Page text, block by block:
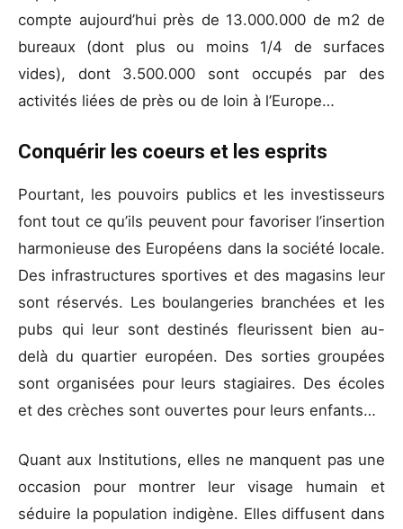
compte aujourd’hui près de 13.000.000 de m2 de
bureaux (dont plus ou moins 1/4 de surfaces
vides), dont 3.500.000 sont occupés par des
activités liées de près ou de loin à l’Europe…
Conquérir les coeurs et les esprits
Pourtant, les pouvoirs publics et les investisseurs
font tout ce qu’ils peuvent pour favoriser l’insertion
harmonieuse des Européens dans la société locale.
Des infrastructures sportives et des magasins leur
sont réservés. Les boulangeries branchées et les
pubs qui leur sont destinés fleurissent bien au-
delà du quartier européen. Des sorties groupées
sont organisées pour leurs stagiaires. Des écoles
et des crèches sont ouvertes pour leurs enfants…
Quant aux Institutions, elles ne manquent pas une
occasion pour montrer leur visage humain et
séduire la population indigène. Elles diffusent dans